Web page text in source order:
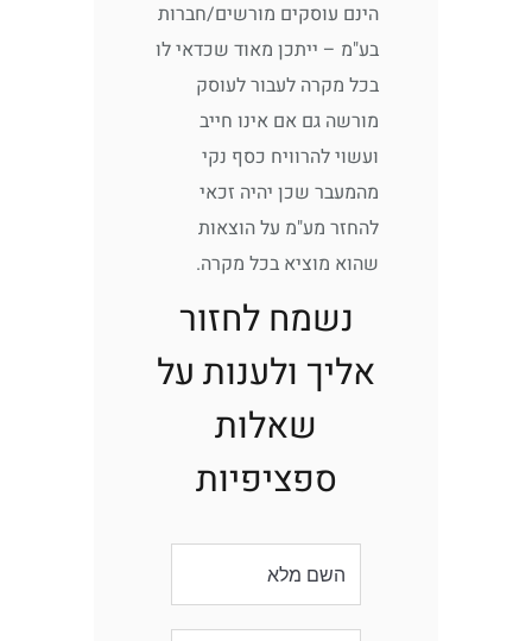
הינם עוסקים מורשים/חברות
בע"מ – ייתכן מאוד שכדאי לו
בכל מקרה לעבור לעוסק
מורשה גם אם אינו חייב
ועשוי להרוויח כסף נקי
מהמעבר שכן יהיה זכאי
להחזר מע"מ על הוצאות
שהוא מוציא בכל מקרה.
נשמח לחזור
אליך ולענות על
שאלות
ספציפיות